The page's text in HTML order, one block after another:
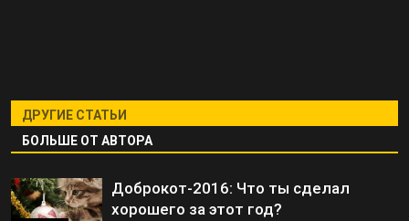
ДРУГИЕ СТАТЬИ
БОЛЬШЕ ОТ АВТОРА
Доброкот-2016: Что ты сделал
хорошего за этот год?